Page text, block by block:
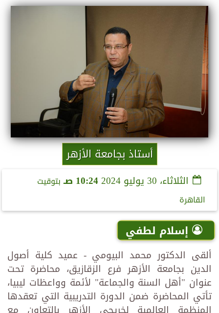
أستاذ بجامعة الأزهر
الثلاثاء، 30 يوليو 2024 10:24 صـ
بتوقيت
القاهرة
إسلام لطفي
ألقى الدكتور محمد البيومي - عميد كلية أصول
الدين بجامعة الأزهر فرع الزقازيق، محاضرة تحت
عنوان "أهل السنة والجماعة" لأئمة وواعظات ليبيا،
تأتي المحاضرة ضمن الدورة التدريبية التي تعقدها